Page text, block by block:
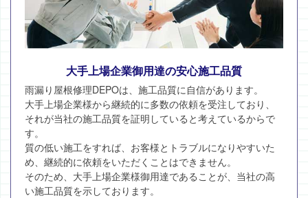
大手上場企業御用達の安心施工品質
雨漏り屋根修理DEPOは、施工品質に自信があります。
大手上場企業様から継続的に多数の依頼を受注しており、
それが当社の施工品質を証明していると考えているからで
す。
質の低い施工をすれば、お客様とトラブルになりやすいた
め、継続的に依頼をいただくことはできません。
そのため、大手上場企業様御用達であることが、当社の高
い施工品質を示しております。